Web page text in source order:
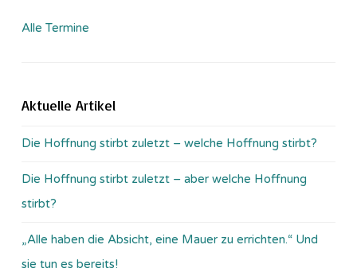
Alle Termine
Aktuelle Artikel
Die Hoffnung stirbt zuletzt – welche Hoffnung stirbt?
Die Hoffnung stirbt zuletzt – aber welche Hoffnung
stirbt?
„Alle haben die Absicht, eine Mauer zu errichten.“ Und
sie tun es bereits!